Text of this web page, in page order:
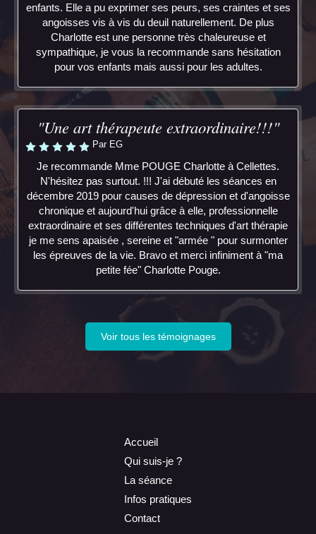
enfants. Elle a pu exprimer ses peurs, ses craintes et ses
angoisses vis à vis du deuil naturellement. De plus
Charlotte est une personne très chaleureuse et
sympathique, je vous la recommande sans hésitation
pour vos enfants mais aussi pour les adultes.
"Une art thérapeute extraordinaire!!!"
Par EG
Je recommande Mme POUGE Charlotte à Cellettes.
N'hésitez pas surtout. !!! J'ai débuté les séances en
décembre 2019 pour causes de dépression et d'angoisse
chronique et aujourd'hui grâce à elle, professionnelle
extraordinaire et ses différentes techniques d'art thérapie
je me sens apaisée , sereine et "armée " pour surmonter
les épreuves de la vie. Bravo et merci infiniment à "ma
petite fée" Charlotte Pouge.
Voir tous les témoignages
Accueil
Qui suis-je ?
La séance
Infos pratiques
Contact